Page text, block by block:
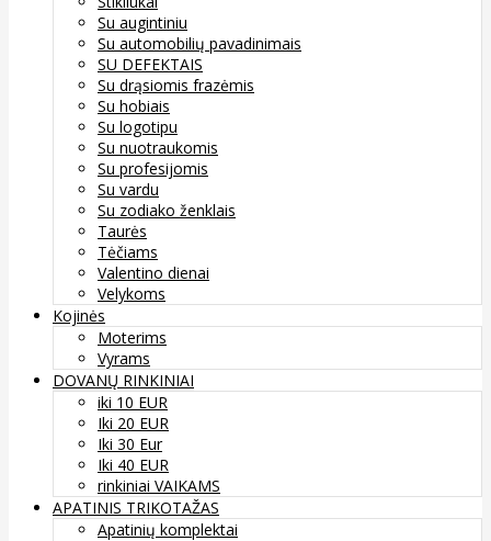
Su augintiniu
Su automobilių pavadinimais
SU DEFEKTAIS
Su drąsiomis frazėmis
Su hobiais
Su logotipu
Su nuotraukomis
Su profesijomis
Su vardu
Su zodiako ženklais
Taurės
Tėčiams
Valentino dienai
Velykoms
Kojinės
Moterims
Vyrams
DOVANŲ RINKINIAI
iki 10 EUR
Iki 20 EUR
Iki 30 Eur
Iki 40 EUR
rinkiniai VAIKAMS
APATINIS TRIKOTAŽAS
Apatinių komplektai